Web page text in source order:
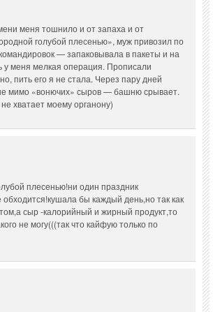
меня тошнило и от запаха и от
голубой плесенью», муж привозил по
— запаковывала в пакеты и на
у меня мелкая операция. Прописали
пить его я не стала. Через пару дней
мимо «вонючих» сыров — башню срывает.
хватает моему органону)
плесенью!ни один праздник
обходится!кушала бы каждый день,но так как
сыр -калорийный и жирный продукт,то
не могу(((так что кайфую только по